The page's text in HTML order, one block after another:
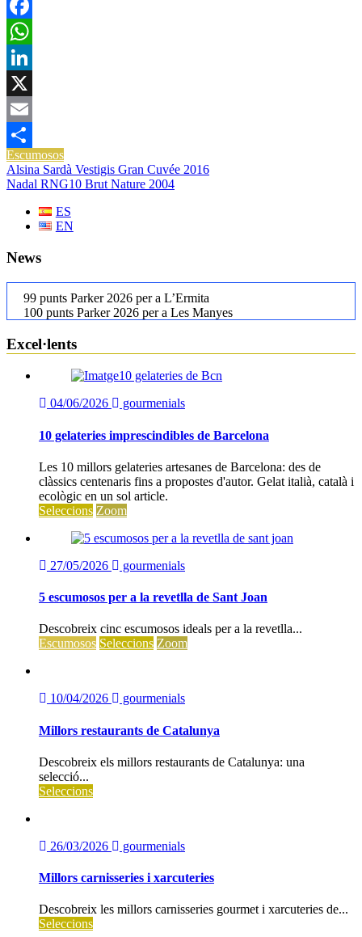
Facebook
WhatsApp
LinkedIn
X
Email
Comparteix
Escumosos
Navegació
d'entrades
Alsina Sardà Vestigis Gran Cuvée 2016
Nadal RNG10 Brut Nature 2004
ES
EN
News
99 punts Parker 2026 per a L’Ermita
100 punts Parker 2026 per a Les Manyes
La UE reconeix la IGP Pernil Cerretà
Verema al Penedès: vi, cava i gastronomia
Manuel Raventós Negra Magnum 2018
Excel·lents
04/06/2026 gourmenials
10 gelateries imprescindibles de Barcelona
Les 10 millors gelateries artesanes de Barcelona: des de
clàssics centenaris fins a propostes d'autor. Gelat italià, català i
ecològic en un sol article.
Seleccions Zoom
27/05/2026 gourmenials
5 escumosos per a la revetlla de Sant Joan
Descobreix cinc escumosos ideals per a la revetlla...
Escumosos Seleccions Zoom
10/04/2026 gourmenials
Millors restaurants de Catalunya
Descobreix els millors restaurants de Catalunya: una
selecció...
Seleccions
26/03/2026 gourmenials
Millors carnisseries i xarcuteries
Descobreix les millors carnisseries gourmet i xarcuteries de...
Seleccions